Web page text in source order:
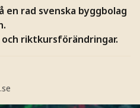
en rad svenska byggbolag
riktkursförändringar.